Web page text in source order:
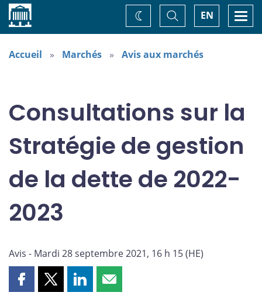
Accueil EN
Basculer
la
recherche
Changez
de
Accueil Marchés Avis aux marchés
Consultations sur la
Stratégie de gestion
de la dette de 2022-
2023
Avis - Mardi 28 septembre 2021, 16 h 15 (HE)
PartagerPartagerPartagerPartager